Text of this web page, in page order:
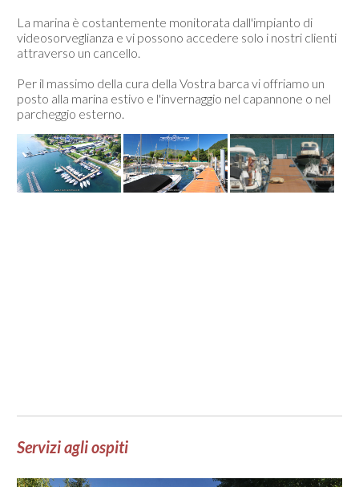
La marina è costantemente monitorata dall'impianto di
videosorveglianza e vi possono accedere solo i nostri clienti
attraverso un cancello.
Per il massimo della cura della Vostra barca vi offriamo un
posto alla marina estivo e l'invernaggio nel capannone o nel
parcheggio esterno.
Servizi agli ospiti